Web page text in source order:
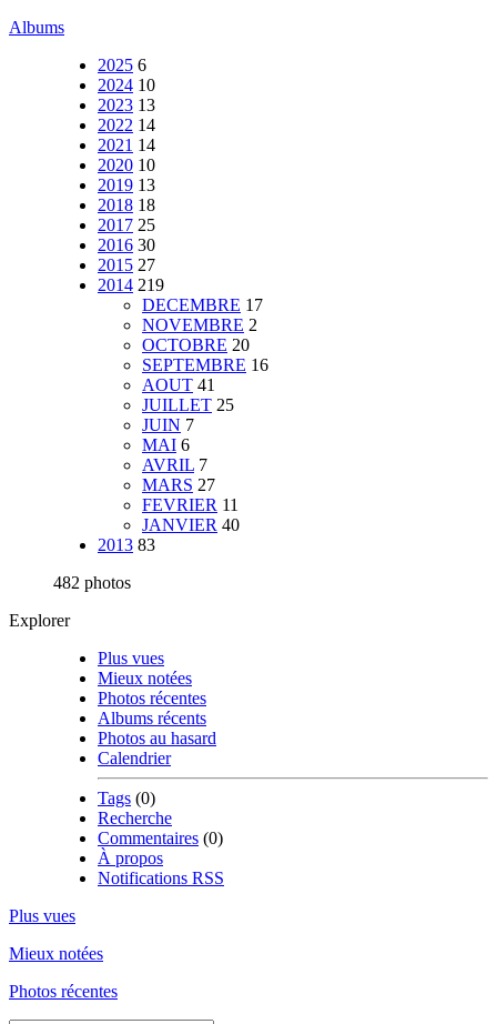
Albums
2025 6
2024 10
2023 13
2022 14
2021 14
2020 10
2019 13
2018 18
2017 25
2016 30
2015 27
2014 219
DECEMBRE 17
NOVEMBRE 2
OCTOBRE 20
SEPTEMBRE 16
AOUT 41
JUILLET 25
JUIN 7
MAI 6
AVRIL 7
MARS 27
FEVRIER 11
JANVIER 40
2013 83
482 photos
Explorer
Plus vues
Mieux notées
Photos récentes
Albums récents
Photos au hasard
Calendrier
Tags (0)
Recherche
Commentaires (0)
À propos
Notifications RSS
Plus vues
Mieux notées
Photos récentes